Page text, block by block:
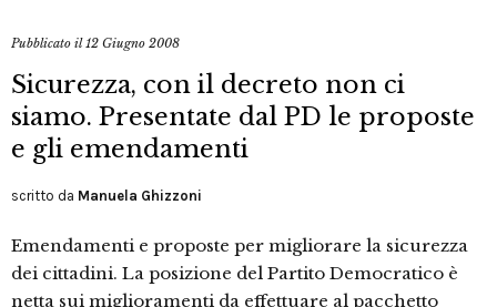
Pubblicato il12 Giugno 2008
Sicurezza, con il decreto non ci
siamo. Presentate dal PD le proposte
e gli emendamenti
scritto da Manuela Ghizzoni
Emendamenti e proposte per migliorare la sicurezza
dei cittadini. La posizione del Partito Democratico è
netta sui miglioramenti da effettuare al pacchetto